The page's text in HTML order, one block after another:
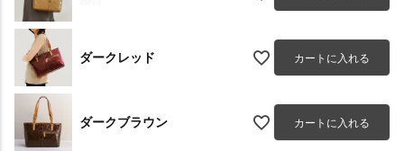
ダークレッド カートに入れる
ダークブラウン カートに入れる